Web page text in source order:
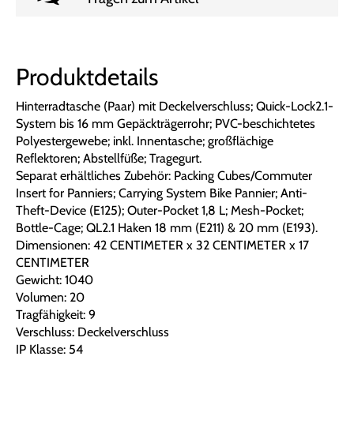
Produktdetails
Hinterradtasche (Paar) mit Deckelverschluss; Quick-Lock2.1-
System bis 16 mm Gepäckträgerrohr; PVC-beschichtetes
Polyestergewebe; inkl. Innentasche; großflächige
Reflektoren; Abstellfüße; Tragegurt.
Separat erhältliches Zubehör: Packing Cubes/Commuter
Insert for Panniers; Carrying System Bike Pannier; Anti-
Theft-Device (E125); Outer-Pocket 1,8 L; Mesh-Pocket;
Bottle-Cage; QL2.1 Haken 18 mm (E211) & 20 mm (E193).
Dimensionen: 42 CENTIMETER x 32 CENTIMETER x 17
CENTIMETER
Gewicht: 1040
Volumen: 20
Tragfähigkeit: 9
Verschluss: Deckelverschluss
IP Klasse: 54